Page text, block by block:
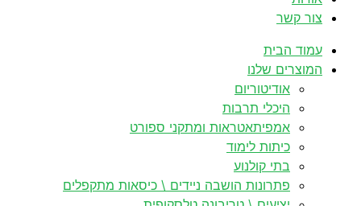
צור קשר
עמוד הבית
המוצרים שלנו
אודיטוריום
היכלי תרבות
אמפיתאטראות ומתקני ספורט
כיתות לימוד
בתי קולנוע
פתרונות הושבה ניידים \ כיסאות מתקפלים